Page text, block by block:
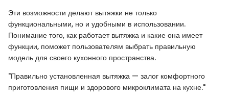
Эти возможности делают вытяжки не только
функциональными, но и удобными в использовании.
Понимание того, как работает вытяжка и какие она имеет
функции, поможет пользователям выбрать правильную
модель для своего кухонного пространства.
"Правильно установленная вытяжка — залог комфортного
приготовления пищи и здорового микроклимата на кухне."